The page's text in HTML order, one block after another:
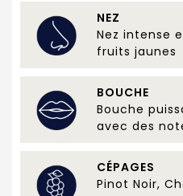
NEZ
Nez intense
fruits jaunes
BOUCHE
Bouche
avec des
CÉPAGES
Pinot Noir,